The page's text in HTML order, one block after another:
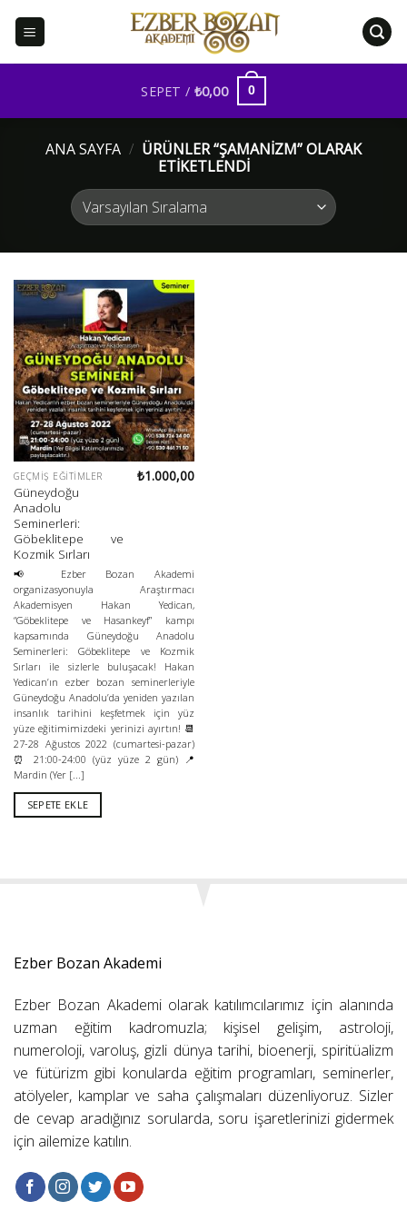
SEPET / ₺0,00 0
ANA SAYFA / ÜRÜNLER “ŞAMANIZM” OLARAK
ETIKETLENDI
GEÇMIŞ EĞITIMLER
Güneydoğu
Anadolu
Seminerleri:
Göbeklitepe ve
Kozmik Sırları
₺1.000,00
📢 Ezber Bozan Akademi
organizasyonuyla Araştırmacı
Akademisyen Hakan Yedican,
“Göbeklitepe ve Hasankeyf” kampı
kapsamında Güneydoğu Anadolu
Seminerleri: Göbeklitepe ve Kozmik
Sırları ile sizlerle buluşacak! Hakan
Yedican’ın ezber bozan seminerleriyle
Güneydoğu Anadolu’da yeniden yazılan
insanlık tarihini keşfetmek için yüz
yüze eğitimimizdeki yerinizi ayırtın! 📆
27-28 Ağustos 2022 (cumartesi-pazar)
⏰ 21:00-24:00 (yüz yüze 2 gün) 📍
Mardin (Yer [...]
SEPETE EKLE
Ezber Bozan Akademi
Ezber Bozan Akademi olarak katılımcılarımız için alanında
uzman eğitim kadromuzla; kişisel gelişim, astroloji,
numeroloji, varoluş, gizli dünya tarihi, bioenerji, spiritüalizm
ve fütürizm gibi konularda eğitim programları, seminerler,
atölyeler, kamplar ve saha çalışmaları düzenliyoruz. Sizler
de cevap aradığınız sorularda, soru işaretlerinizi gidermek
için ailemize katılın.